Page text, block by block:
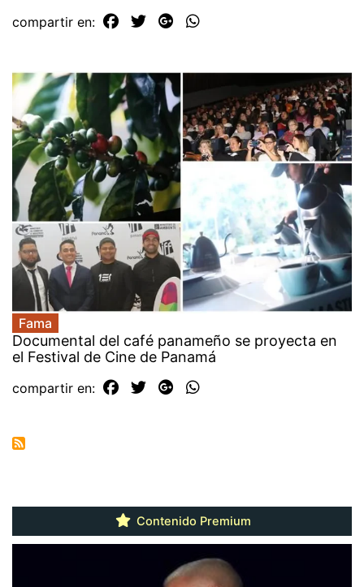
compartir en:
Fama
Documental del café panameño se proyecta en
el Festival de Cine de Panamá
compartir en:
Contenido Premium